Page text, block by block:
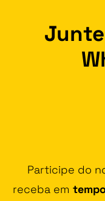
Participe do
receba em